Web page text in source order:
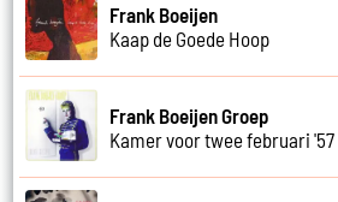
Frank Boeijen
Kaap de Goede Hoop
Frank Boeijen Groep
Kamer voor twee februari '57